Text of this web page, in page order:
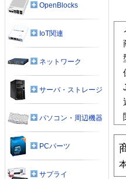
OpenBlocks
IoT関連
ネットワーク
サーバ・ストレージ
パソコン・周辺機器
PCパーツ
サプライ